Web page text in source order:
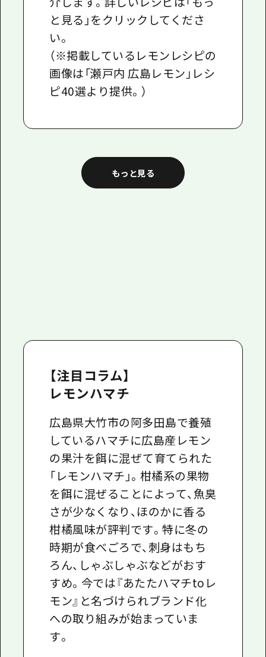
と見る」をクリックしてくださ
い。
（※掲載しているレモンレシピの
画像は「瀬戸内 広島レモン」レシ
ピ40選より提供。）
もっと見る
【注目コラム】
レモンハマチ
広島県大竹市の阿多田島で養殖
しているハマチに広島産レモン
の果汁を餌に混ぜて育てられた
「レモンハマチ」。柑橘系の果物
を餌に混ぜることによって、魚臭
さが少なくなり、ほのかに香る
柑橘風味が評判です。特に冬の
時期が食べごろで、刺身はもち
ろん、しゃぶしゃぶなどがおす
すめ。今では『あたたハマチtoレ
モン』と名づけられブランド化
への取り組みが始まっていま
す。